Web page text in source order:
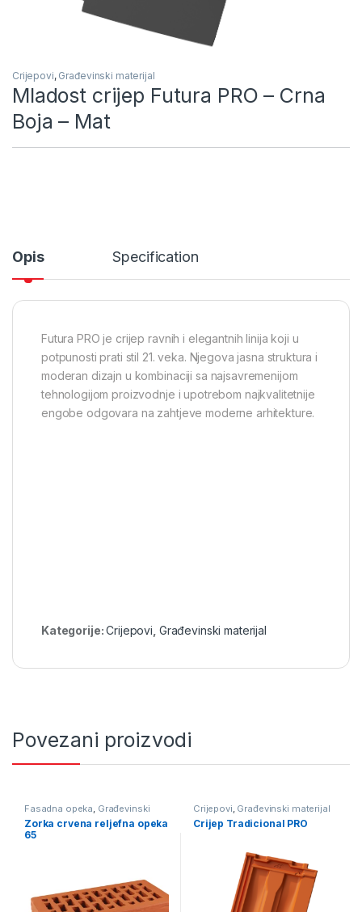
Crijepovi, Građevinski materijal
Mladost crijep Futura PRO – Crna
Boja – Mat
Opis Specification
Futura PRO je crijep ravnih i elegantnih linija koji u
potpunosti prati stil 21. veka. Njegova jasna struktura i
moderan dizajn u kombinaciji sa najsavremenijom
tehnologijom proizvodnje i upotrebom najkvalitetnije
engobe odgovara na zahtjeve moderne arhitekture.
Kategorije:Crijepovi Građevinski materijal
Povezani proizvodi
Fasadna opeka, Građevinski
materijal
Zorka crvena reljefna opeka
65
Crijepovi, Građevinski materijal
Crijep Tradicional PRO